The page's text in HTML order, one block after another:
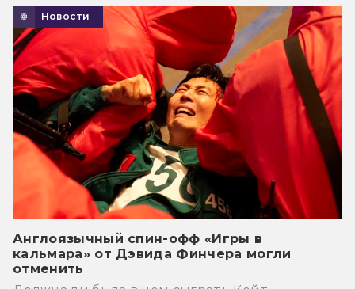
Новости
Англоязычный спин-офф «Игры в
кальмара» от Дэвида Финчера могли
отменить